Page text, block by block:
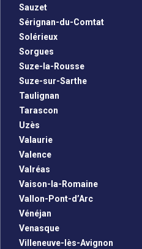
Sauzet
Sérignan-du-Comtat
Solérieux
Sorgues
Suze-la-Rousse
Suze-sur-Sarthe
Taulignan
Tarascon
Uzès
Valaurie
Valence
Valréas
Vaison-la-Romaine
Vallon-Pont-d’Arc
Vénéjan
Venasque
Villeneuve-lès-Avignon